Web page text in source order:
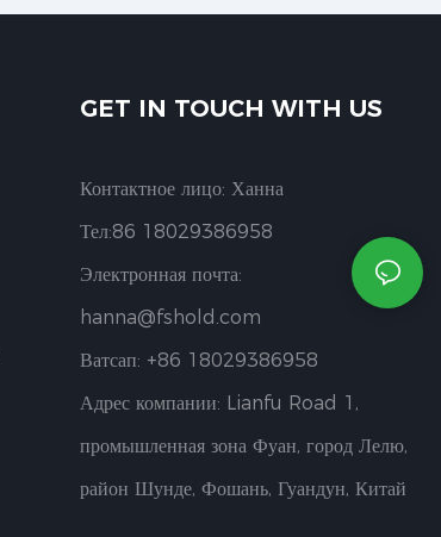
GET IN TOUCH WITH US
Контактное лицо: Ханна
Тел:86 18029386958
Электронная почта:
hanna@fshold.com
Ватсап: +86 18029386958
Адрес компании: Lianfu Road 1,
промышленная зона Фуан, город Лелю,
район Шунде, Фошань, Гуандун, Китай